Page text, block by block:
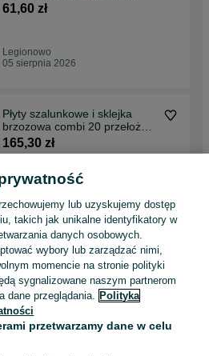
61,60 zł
Legionowo
05 sierpnia 2026
Płyty szalunkowe i sklejka
brzozowa combi 20 przełożeń
2,5x1,25m
165,30 zł
Wrocław, Śródmieście
05 sierpnia 2026
Płyty i arkusze sklejki
budowlanej brzozowa combi
2,5x1,25m
165,30 zł
Gdańsk, Osowa
05 sierpnia 2026
lub uzyskujemy dostęp
takich jak unikalne identyfikatory w
danych osobowych.
wybory lub zarządzać nimi,
momencie na stronie polityki
sygnalizowane naszym partnerom
dane przeglądania. Polityka
przetwarzamy dane w celu